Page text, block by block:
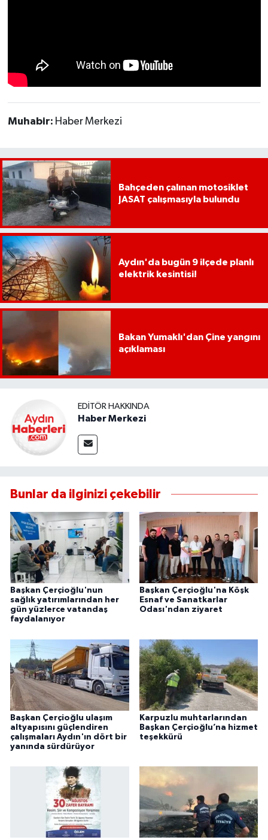
Muhabir: Haber Merkezi
Bahçeden çalınan motosiklet
JASAT çalışmasıyla bulundu
Aydın'da bugün 9 ilçede planlı
elektrik kesintisi!
Bakan Yumaklı'dan Çine yangını
açıklaması
EDITÖR HAKKINDA
Haber Merkezi
Bunlar da ilginizi çekebilir
Başkan Çerçioğlu'nun
sağlık yatırımlarından her
gün yüzlerce vatandaş
faydalanıyor
Başkan Çerçioğlu'na Köşk
Esnaf ve Sanatkarlar
Odası'ndan ziyaret
Başkan Çerçioğlu ulaşım
altyapısını güçlendiren
çalışmaları Aydın'ın dört bir
yanında sürdürüyor
Karpuzlu muhtarlarından
Başkan Çerçioğlu’na hizmet
teşekkürü